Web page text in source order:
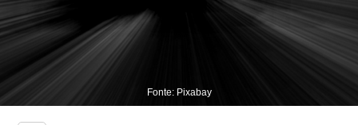
Fonte: Pixabay